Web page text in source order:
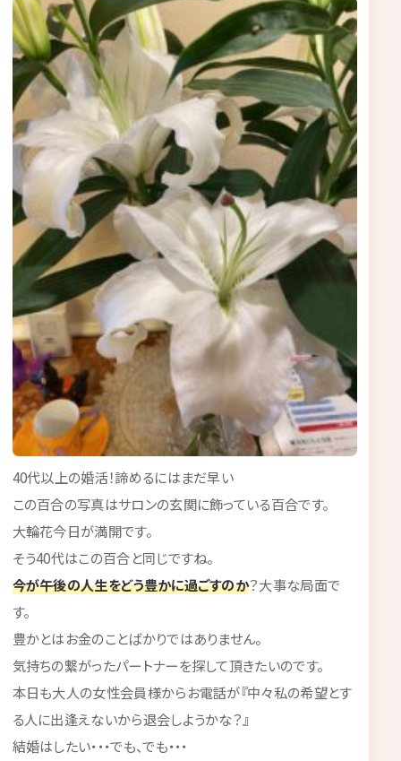
40代以上の婚活！諦めるにはまだ早い
この百合の写真はサロンの玄関に飾っている百合です。
大輪花今日が満開です。
そう40代はこの百合と同じですね。
今が午後の人生をどう豊かに過ごすのか？大事な局面で
す。
豊かとはお金のことばかりではありません。
気持ちの繋がったパートナーを探して頂きたいのです。
本日も大人の女性会員様からお電話が『中々私の希望とす
る人に出逢えないから退会しようかな？』
結婚はしたい・・・でも、でも・・・